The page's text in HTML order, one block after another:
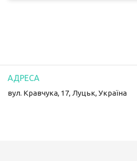
вул. Кравчука, 17, Луцьк, Україна